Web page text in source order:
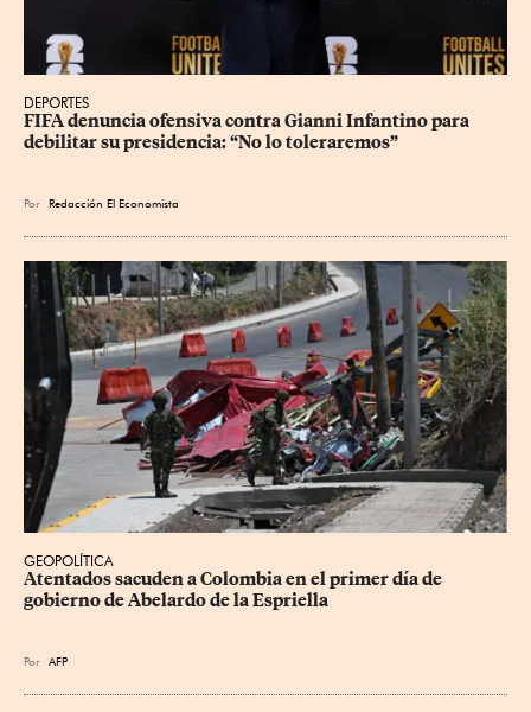
DEPORTES
FIFA denuncia ofensiva contra Gianni Infantino para
debilitar su presidencia: “No lo toleraremos”
Por Redacción El Economista
GEOPOLÍTICA
Atentados sacuden a Colombia en el primer día de
gobierno de Abelardo de la Espriella
Por AFP